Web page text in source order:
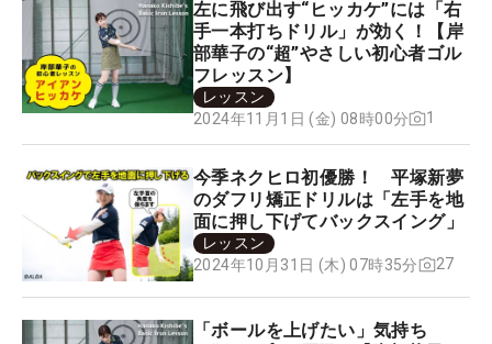
左に飛び出す“ヒッカケ”には「右
手一本打ちドリル」が効く！【岸
部華子の“超”やさしい初心者ゴル
フレッスン】
レッスン
2024年11月1日 (金) 08時00分
1
今季ネクヒロ初優勝！ 平塚新夢
のダフリ矯正ドリルは「左手を地
面に押し下げてバックスイング」
レッスン
2024年10月31日 (木) 07時35分
27
「ボールを上げたい」気持ち